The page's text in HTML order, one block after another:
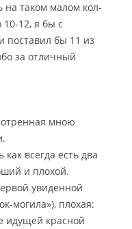
на таком малом кол-
12, я бы с
поставил бы 11 из
за отличный
мною
как всегда есть два
и плохой.
увиденной
могила»), плохая:
идущей красной